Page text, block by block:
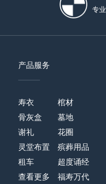
专
产品服务
——
寿衣
棺材
骨灰盒
墓地
谢礼
花圈
灵堂布置
殡葬用品
租车
超度诵经
查看更多
福寿万代